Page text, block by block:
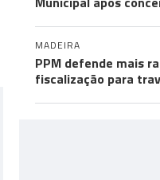
MADEIRA
PPM defende mais
fiscalização para